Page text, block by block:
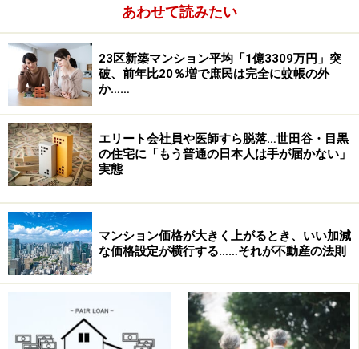
築年数とリフォーム
あわせて読みたい
23区新築マンション平均「1億3309万円」突
破、前年比20％増で庶民は完全に蚊帳の外
か……
エリート会社員や医師すら脱落…世田谷・目黒
の住宅に「もう普通の日本人は手が届かない」
実態
マンション価格が大きく上がるとき、いい加減
な価格設定が横行する……それが不動産の法則